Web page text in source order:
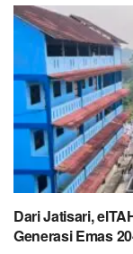
Dari Jatisari,
Generasi Emas